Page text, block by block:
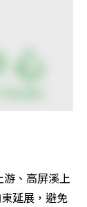
、高屏溪上
延展，避免